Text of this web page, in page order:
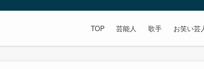
TOP 芸能人 歌手 お笑い芸